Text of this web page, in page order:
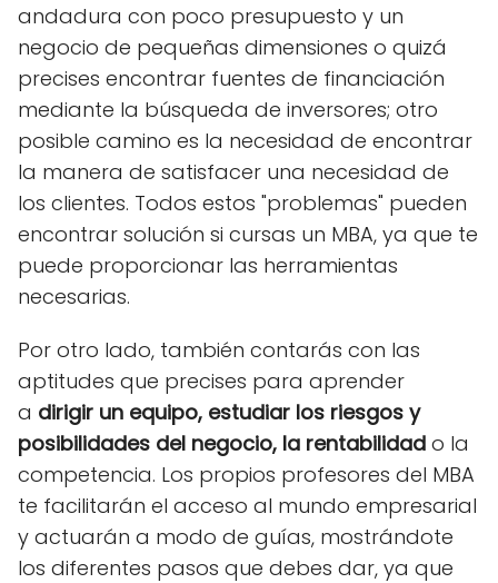
andadura con poco presupuesto y un
negocio de pequeñas dimensiones o quizá
precises encontrar fuentes de financiación
mediante la búsqueda de inversores; otro
posible camino es la necesidad de encontrar
la manera de satisfacer una necesidad de
los clientes. Todos estos "problemas" pueden
encontrar solución si cursas un MBA, ya que te
puede proporcionar las herramientas
necesarias.
Por otro lado, también contarás con las
aptitudes que precises para aprender
a dirigir un equipo, estudiar los riesgos y
posibilidades del negocio, la rentabilidad o la
competencia. Los propios profesores del MBA
te facilitarán el acceso al mundo empresarial
y actuarán a modo de guías, mostrándote
los diferentes pasos que debes dar, ya que